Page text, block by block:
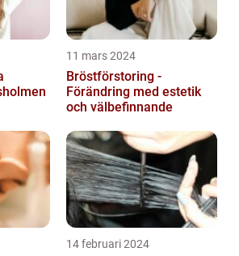
11 mars 2024
Bröstförstoring -
Förändring med estetik
och välbefinnande
14 februari 2024